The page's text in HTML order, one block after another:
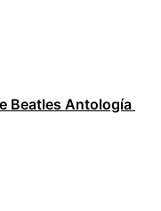
Beatles Antología